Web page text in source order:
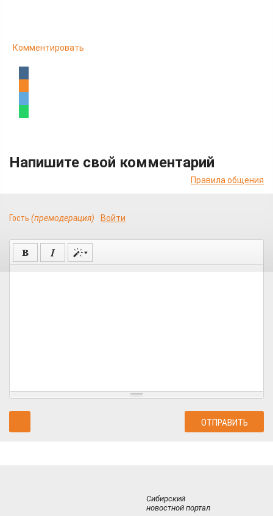
Комментировать
Напишите свой комментарий
Правила общения
Гость (премодерация) Войти
Сибирский
новостной портал